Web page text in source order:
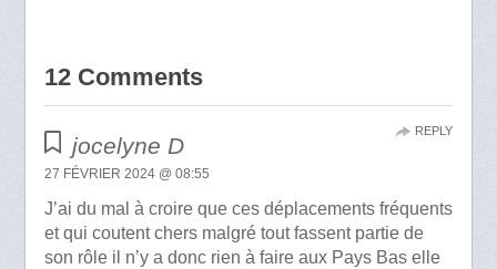
12 Comments
jocelyne D
27 FÉVRIER 2024 @ 08:55
J’ai du mal à croire que ces déplacements fréquents
et qui coutent chers malgré tout fassent partie de
son rôle il n’y a donc rien à faire aux Pays Bas elle
REPLY